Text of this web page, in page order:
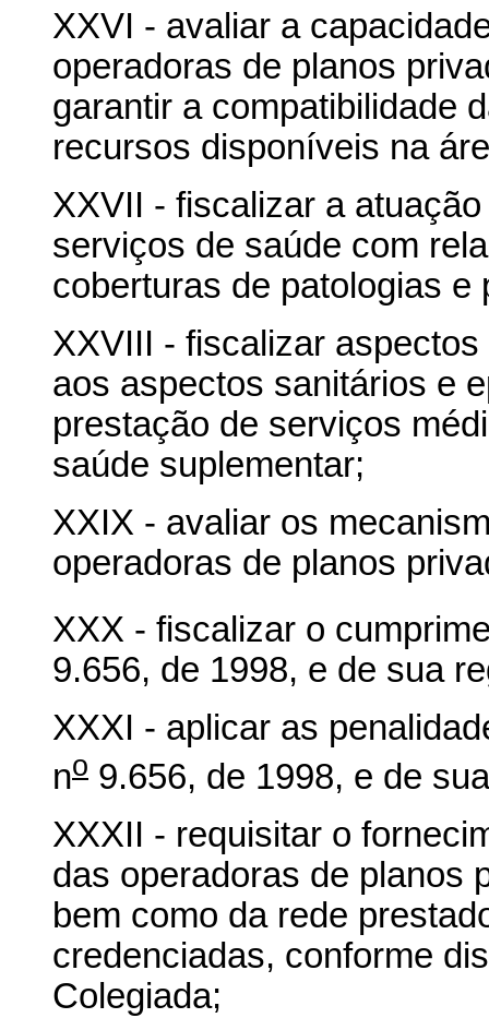
XXVI - avaliar a
operadoras de planos
garantir a compatibilidade
recursos disponíveis na
XXVII - fiscalizar a
serviços de saúde com
coberturas de patologias e
XXVIII - fiscalizar
aos aspectos sanitários e
prestação de serviços
saúde suplementar;
XXIX - avaliar os
operadoras de planos
XXX - fiscalizar o
9.656, de 1998, e de sua
XXXI - aplicar as
no 9.656, de 1998, e de
XXXII - requisitar o
das operadoras de planos
bem como da rede
credenciadas, conforme
Colegiada;